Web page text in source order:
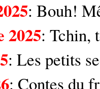
: Bouh!
2025: Tchin,
: Les petits
: Contes du